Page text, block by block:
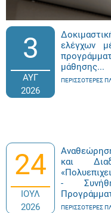
3
ΑΥΓ
2026
ελέγχων
μάθησης...
ΠΕΡΙΣΣΌΤΕΡΕΣ
24
ΙΟΥΛ
2026
και
-
ΠΕΡΙΣΣΌΤΕΡΕΣ